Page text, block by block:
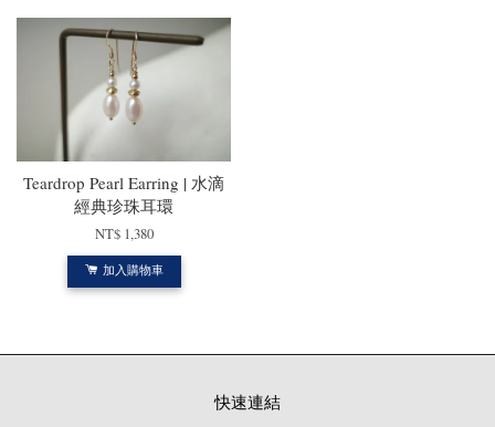
Teardrop Pearl Earring | 水滴
經典珍珠耳環
NT$ 1,380
加入購物車
快速連結